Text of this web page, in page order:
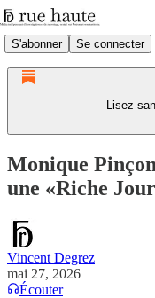
S'abonner Se connecter
Lisez
Monique
une «Riche
Vincent Degrez
mai 27, 2026
Écouter